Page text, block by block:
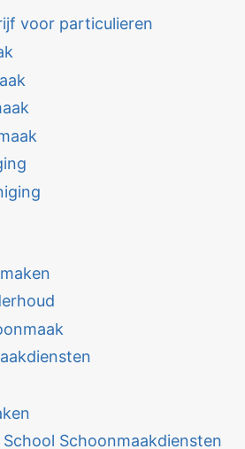
voor particulieren
Schoonmaakdiensten